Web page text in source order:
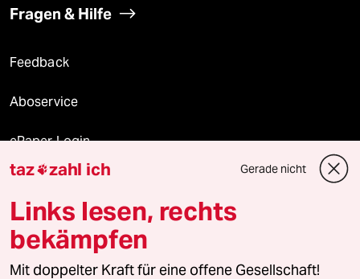
Fragen & Hilfe
Feedback
Aboservice
ePaper Login
Downloads für Abonnierende
© 2026 taz Verlags und Vertriebs GmbH
Alle Rechte vorbehalten. Bei rechtlichen Fragen oder für Genehmigungen
taz zahl ich Gerade nicht
Links lesen, rechts
bekämpfen
Mit doppelter Kraft für eine offene Gesellschaft!